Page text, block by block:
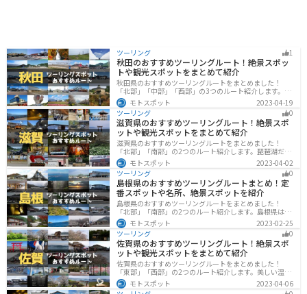
ツーリング 1
秋田のおすすめツーリングルート！絶景スポッ
トや観光スポットをまとめて紹介
秋田県のおすすめツーリングルートをまとめました！
「北部」「中部」「西部」の3つのルート紹介します。自
然豊かな山々や湖、温泉地が点在し、四季折々の景色を
楽しめるスポットが多数あります。バイクで秋田県にツ
ーリングに行く際は参考にしてください。
モトスポット
2023-04-19
ツーリング
0
滋賀県のおすすめツーリングルート！絶景スポ
ットや観光スポットをまとめて紹介
滋賀県のおすすめツーリングルートをまとめました！
「北部」「南部」の2つのルート紹介します。琵琶湖だけ
でなく、比叡山ドライブウェイなどの山を楽しめるスポ
ットも多数あります。バイクで滋賀県にツーリングに行
く際は参考にしてください。
モトスポット
2023-04-02
ツーリング
0
島根県のおすすめツーリングルートまとめ！定
番スポットや名所、絶景スポットを紹介
島根県のおすすめツーリングルートをまとめました！
「北部」「南部」の2つのルート紹介します。島根県は、
海と山が近く、1日で全然違う景色を堪能することができ
ます。バイクで島根県にツーリングに行く際は参考にし
てください。
モトスポット
2023-02-25
ツーリング
0
佐賀県のおすすめツーリングルート！絶景スポ
ットや観光スポットをまとめて紹介
佐賀県のおすすめツーリングルートをまとめました！
「東部」「西部」の2つのルート紹介します。美しい温泉
地や古墳群、歴史ある城や神社仏閣など、バイクツーリ
ングに適したスポットが多数存在し、様々な楽しみ方が
モトスポット
2023-04-06